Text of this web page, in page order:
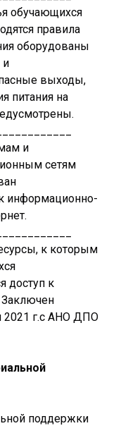
обучающихся
правила
оборудованы
и
выходы,
питания на
и
сетям
информационно-
к которым
доступ к
Заключен
2021 г.с АНО ДПО
поддержки